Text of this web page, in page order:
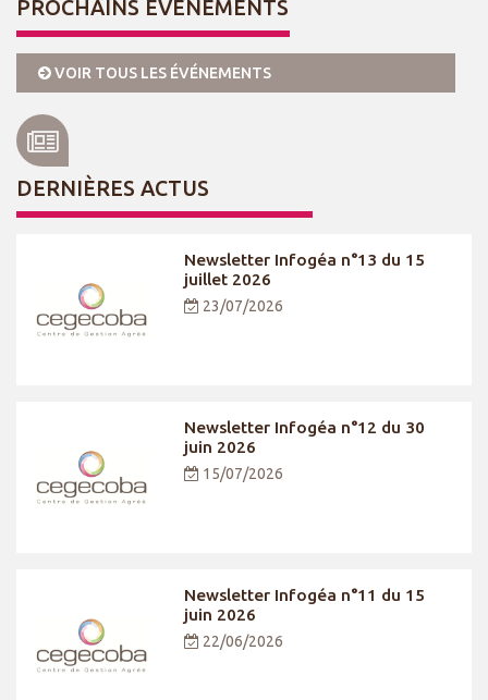
PROCHAINS ÉVÉNEMENTS
VOIR TOUS LES ÉVÉNEMENTS
DERNIÈRES ACTUS
Newsletter Infogéa n°13 du 15
juillet 2026
23/07/2026
Newsletter Infogéa n°12 du 30
juin 2026
15/07/2026
Newsletter Infogéa n°11 du 15
juin 2026
22/06/2026